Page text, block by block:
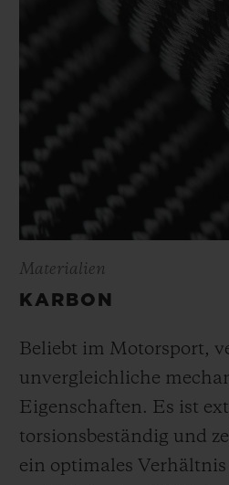
Materialien
KARBON
Beliebt im Motorsport,
unvergleichliche
Eigenschaften. Es ist
torsionsbeständig und
ein optimales